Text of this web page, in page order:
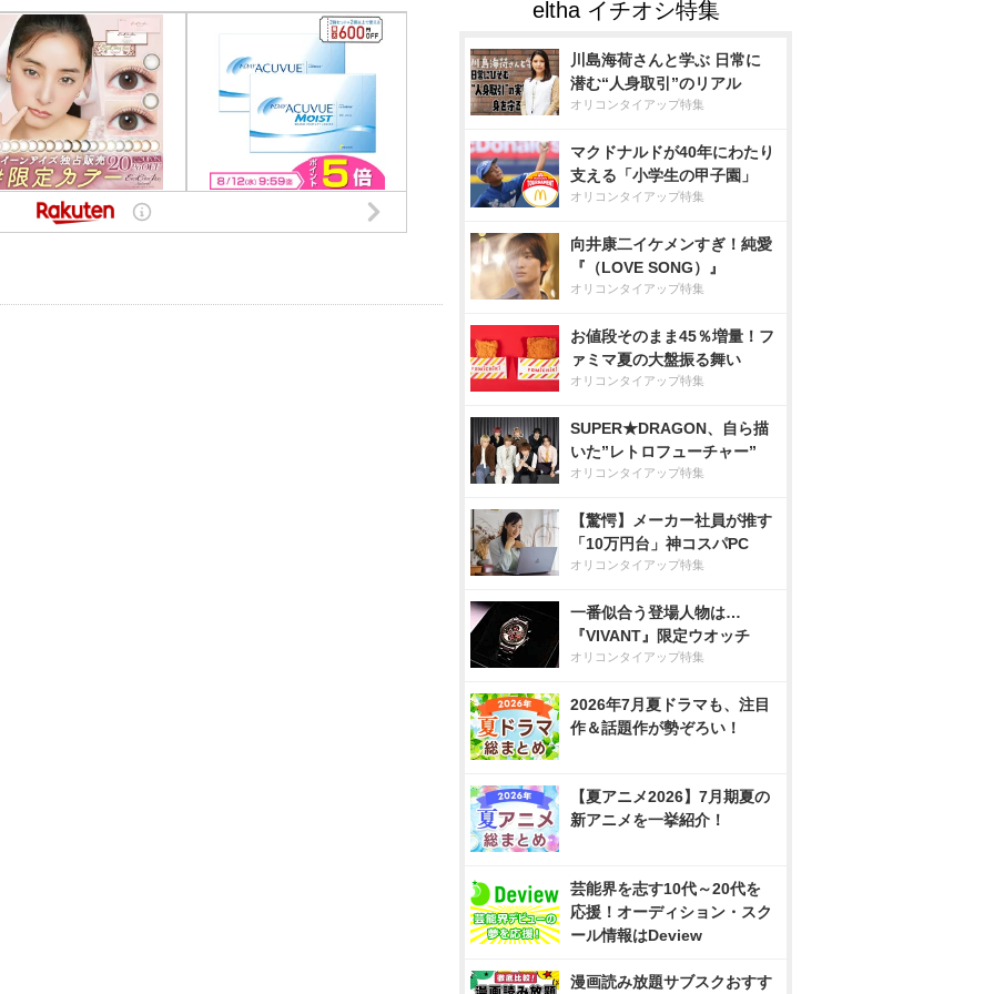
川島海荷さんと学ぶ 日常に
潜む“人身取引”のリアル
オリコンタイアップ特集
マクドナルドが40年にわたり
支える「小学生の甲子園」
オリコンタイアップ特集
向井康二イケメンすぎ！純愛
『（LOVE SONG）』
オリコンタイアップ特集
お値段そのまま45％増量！フ
ァミマ夏の大盤振る舞い
オリコンタイアップ特集
SUPER★DRAGON、自ら描
いた”レトロフューチャー”
オリコンタイアップ特集
【驚愕】メーカー社員が推す
「10万円台」神コスパPC
オリコンタイアップ特集
一番似合う登場人物は…
『VIVANT』限定ウオッチ
オリコンタイアップ特集
2026年7月夏ドラマも、注目
作＆話題作が勢ぞろい！
【夏アニメ2026】7月期夏の
新アニメを一挙紹介！
芸能界を志す10代～20代を
応援！オーディション・スク
ール情報はDeview
漫画読み放題サブスクおすす